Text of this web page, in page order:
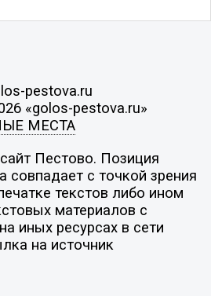
pestova.ru
«golos-pestova.ru»
МЕСТА
Пестово. Позиция
совпадает с точкой зрения
текстов либо ином
материалов с
иных ресурсах в сети
на источник